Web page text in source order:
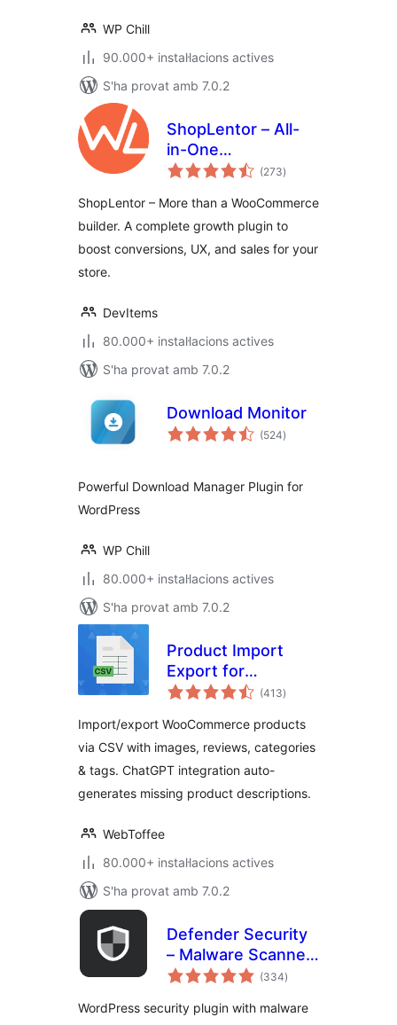
WP Chill
90.000+ instal·lacions actives
S'ha provat amb 7.0.2
ShopLentor – All-
in-One
WooCommerce
Enhancement
Plugin
(273puntuacions
totals
)
ShopLentor – More than a WooCommerce
builder. A complete growth plugin to
boost conversions, UX, and sales for your
store.
DevItems
80.000+ instal·lacions actives
S'ha provat amb 7.0.2
Download Monitor
(524puntuacions
totals
)
Powerful Download Manager Plugin for
WordPress
WP Chill
80.000+ instal·lacions actives
S'ha provat amb 7.0.2
Product Import
Export for
WooCommerce –
Product CSV Suite
(413puntuacions
totals
)
Import/export WooCommerce products
via CSV with images, reviews, categories
& tags. ChatGPT integration auto-
generates missing product descriptions.
WebToffee
80.000+ instal·lacions actives
S'ha provat amb 7.0.2
Defender Security
– Malware Scanner,
Login Security &
(334puntuacions
totals
)
WordPress security plugin with malware